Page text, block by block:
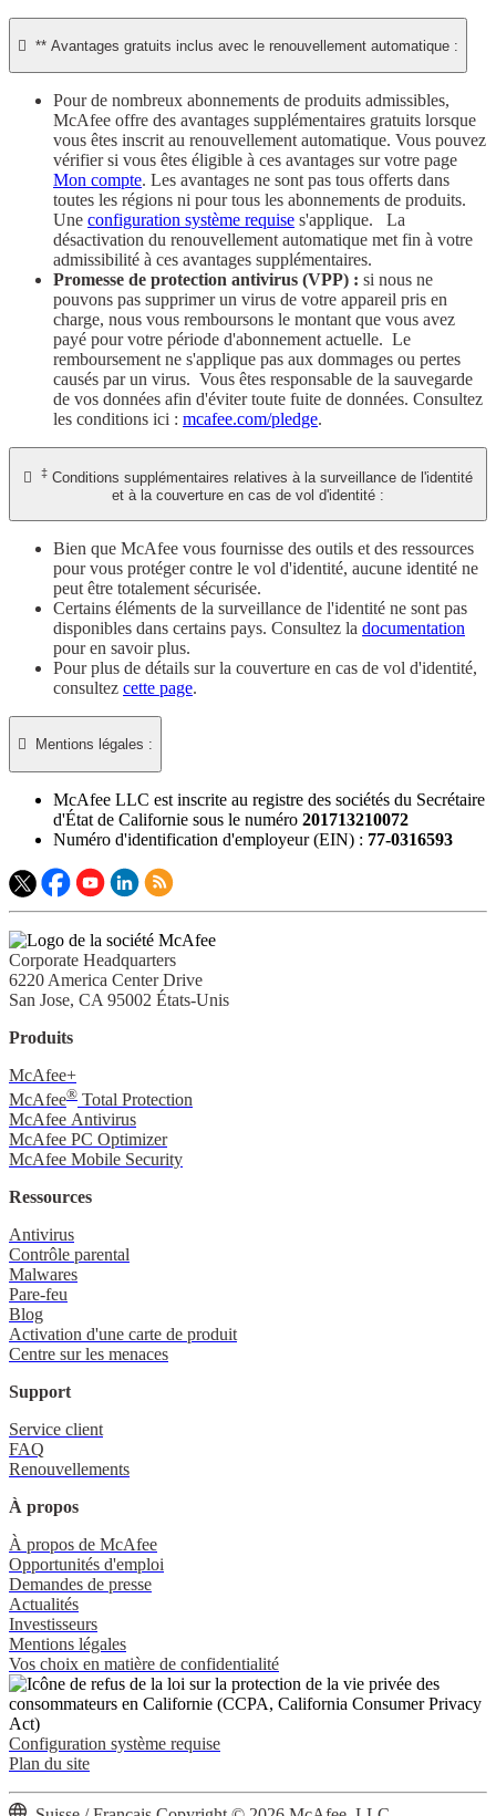
 ** Avantages gratuits inclus avec le renouvellement automatique :
Pour de nombreux abonnements de produits admissibles,
McAfee offre des avantages supplémentaires gratuits lorsque
vous êtes inscrit au renouvellement automatique. Vous pouvez
vérifier si vous êtes éligible à ces avantages sur votre page
Mon compte. Les avantages ne sont pas tous offerts dans
toutes les régions ni pour tous les abonnements de produits.
Une configuration système requise s'applique. La
désactivation du renouvellement automatique met fin à votre
admissibilité à ces avantages supplémentaires.
Promesse de protection antivirus (VPP) : si nous ne
pouvons pas supprimer un virus de votre appareil pris en
charge, nous vous remboursons le montant que vous avez
payé pour votre période d'abonnement actuelle. Le
remboursement ne s'applique pas aux dommages ou pertes
causés par un virus. Vous êtes responsable de la sauvegarde
de vos données afin d'éviter toute fuite de données. Consultez
les conditions ici : mcafee.com/pledge.
 ‡ Conditions supplémentaires relatives à la surveillance de l'identité
et à la couverture en cas de vol d'identité :
Bien que McAfee vous fournisse des outils et des ressources
pour vous protéger contre le vol d'identité, aucune identité ne
peut être totalement sécurisée.
Certains éléments de la surveillance de l'identité ne sont pas
disponibles dans certains pays. Consultez la documentation
pour en savoir plus.
Pour plus de détails sur la couverture en cas de vol d'identité,
consultez cette page.
 Mentions légales :​
McAfee LLC est inscrite au registre des sociétés du Secrétaire
d'État de Californie sous le numéro 201713210072
Numéro d'identification d'employeur (EIN) : 77-0316593
Corporate Headquarters
6220 America Center Drive
San Jose, CA 95002 États-Unis
Produits
McAfee+
McAfee® Total Protection
McAfee Antivirus
McAfee PC Optimizer
McAfee Mobile Security
Ressources
Antivirus
Contrôle parental
Malwares
Pare-feu
Blog
Activation d'une carte de produit
Centre sur les menaces
Support
Service client
FAQ
Renouvellements
À propos
À propos de McAfee
Opportunités d'emploi
Demandes de presse
Actualités
Investisseurs
Mentions légales
Vos choix en matière de confidentialité
Configuration système requise
Plan du site